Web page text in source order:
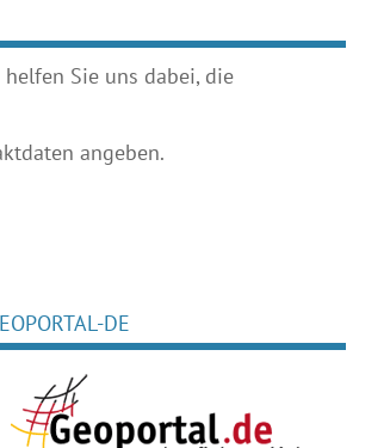
Sie uns dabei, die
angeben.
DE